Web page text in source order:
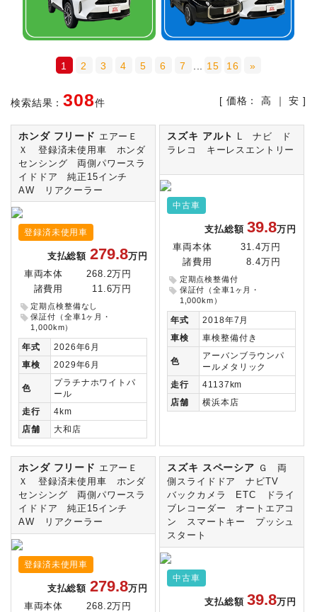
1 2 3 4 5 6 7 15 16 »
[ 価格：高 ｜安 ]
検索結果：308件
ホンダ フリード エアーＥ
Ｘ 登録済未使用車 ホンダ
センシング 両側パワースラ
イドドア 純正15インチ
AW リアクーラー
登録済未使用車
支払総額 279.8万円
車両本体
268.2万円
諸費用
11.6万円
定期点検整備なし
保証付（全車1ヶ月・
1,000km）
年式
2026年6月
車検
2029年6月
色
プラチナホワイトパ
ール
走行
4km
店舗
大和店
スズキ アルト
L ナビ ド
ラレコ キーレスエントリー
中古車
支払総額39.8万円
車両本体
31.4万円
諸費用
8.4万円
定期点検整備付
保証付（全車1ヶ月・
1,000km）
年式
2018年7月
車検
車検整備付き
色
アーバンブラウンパ
ールメタリック
走行
41137km
店舗
横浜本店
ホンダ フリード エアーＥ
Ｘ 登録済未使用車 ホンダ
センシング 両側パワースラ
イドドア 純正15インチ
AW リアクーラー
登録済未使用車
支払総額 279.8万円
車両本体
268.2万円
スズキ スペーシア
Ｇ 両
側スライドドア ナビTV
バックカメラ ETC ドライ
ブレコーダー オートエアコ
ン スマートキー プッシュ
スタート
中古車
支払総額39.8万円